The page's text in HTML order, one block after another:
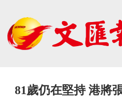
81歲仍在堅持 港將